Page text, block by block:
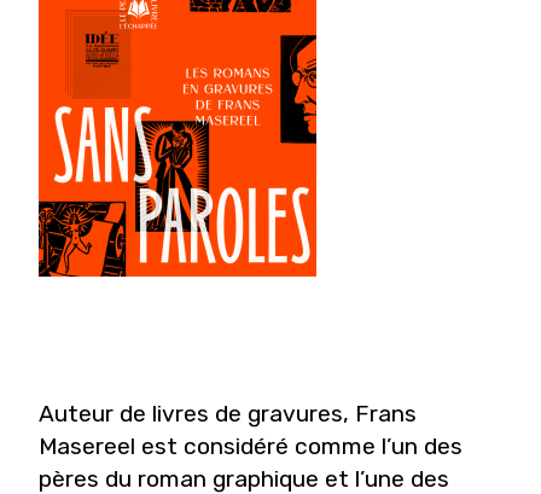
Auteur de livres de gravures, Frans
Masereel est considéré comme l’un des
pères du roman graphique et l’une des